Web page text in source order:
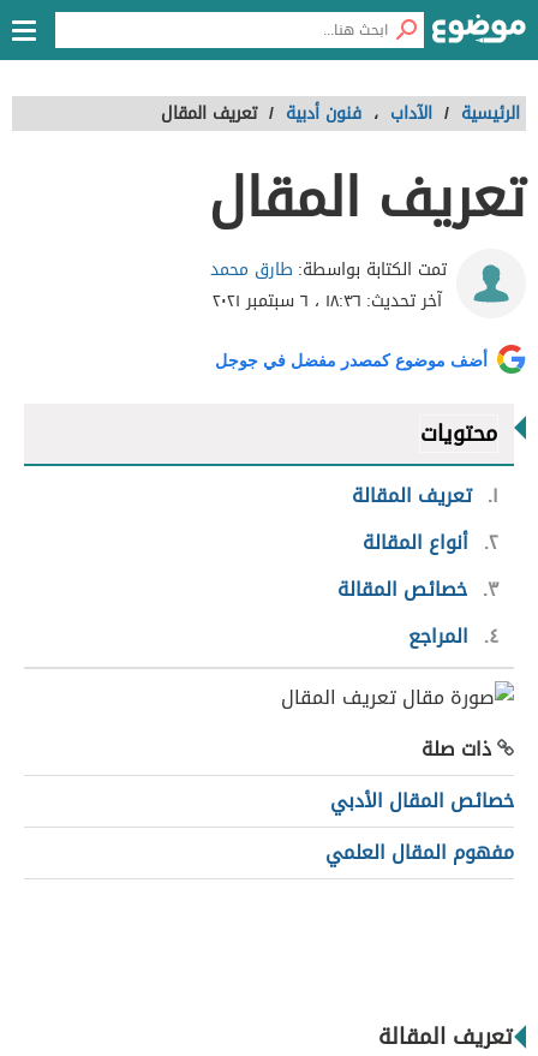
الرئيسية / الآداب ، فنون أدبية / تعريف المقال
تعريف المقال
تمت الكتابة بواسطة: طارق محمد
آخر تحديث: ١٨:٣٦ ، ٦ سبتمبر ٢٠٢١
أضف موضوع كمصدر مفضل في جوجل
محتويات
١ تعريف المقالة
٢ أنواع المقالة
٣ خصائص المقالة
٤
المراجع
ذات صلة
خصائص المقال الأدبي
مفهوم المقال العلمي
تعريف المقالة